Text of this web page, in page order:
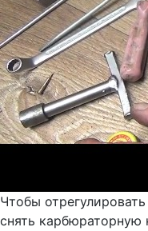
Чтобы
снять карбюраторную